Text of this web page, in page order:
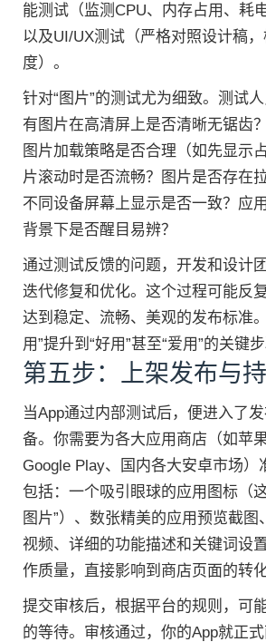
能测试（监测CPU、内存占用、耗
以及UI/UX测试（严格对照设计稿
度）。
针对“图片”的测试尤为细致。测试
有图片在高清屏上是否清晰无锯齿
图片加载策略是否合理（如先显示
片滚动时是否流畅？图片是否存在
不同设备屏幕上显示是否一致？应
背景下是否醒目易辨？
通过测试反馈的问题，开发和设计
迭代修复和优化。这个过程可能反
达到稳定、流畅、美观的发布标准
用”提升到“好用”甚至“爱用”的关键步
第五步：上架发布与
当App通过内部测试后，便进入了
备。你需要为各大应用商店（如苹
Google Play、国内各大安卓市场）
包括：一个吸引眼球的应用图标（
图片”）、数张精美的应用预览截图
视频、详细的功能描述和关键词设
作质量，直接影响到商店页面的转化
提交审核后，根据平台的规则，可
的等待。审核通过，你的App就正